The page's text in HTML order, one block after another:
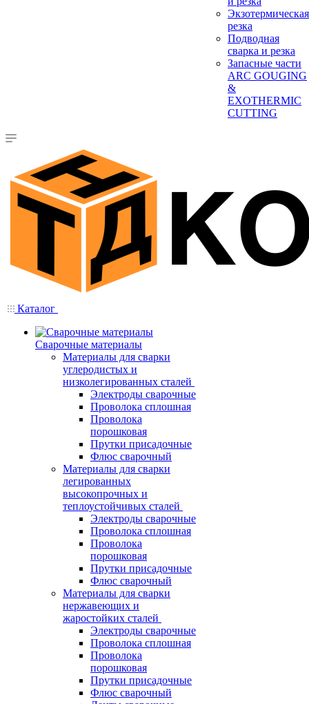
Экзотермическая
резка
Подводная
сварка и резка
Запасные части
ARC GOUGING
&
EXOTHERMIC
CUTTING
Каталог
Сварочные материалы
Материалы для сварки
углеродистых и
низколегированных сталей
Электроды сварочные
Проволока сплошная
Проволока
порошковая
Прутки присадочные
Флюс сварочный
Материалы для сварки
легированных
высокопрочных и
теплоустойчивых сталей
Электроды сварочные
Проволока сплошная
Проволока
порошковая
Прутки присадочные
Флюс сварочный
Материалы для сварки
нержавеющих и
жаростойких сталей
Электроды сварочные
Проволока сплошная
Проволока
порошковая
Прутки присадочные
Флюс сварочный